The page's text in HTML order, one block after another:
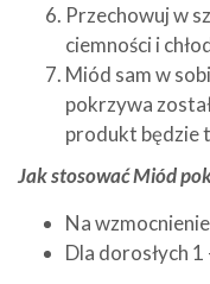
Przechowuj w
ciemności i
Miód sam w
pokrzywa
produkt będzie
Jak stosować Miód
Na
Dla dorosłych 1